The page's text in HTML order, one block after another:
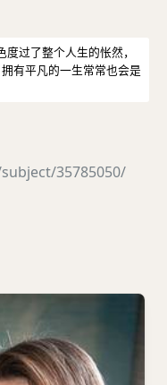
过了整个人生的怅然，
有平凡的一生常常也会是
35785050/